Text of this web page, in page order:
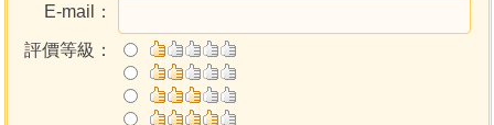
E-mail：
評價等級：